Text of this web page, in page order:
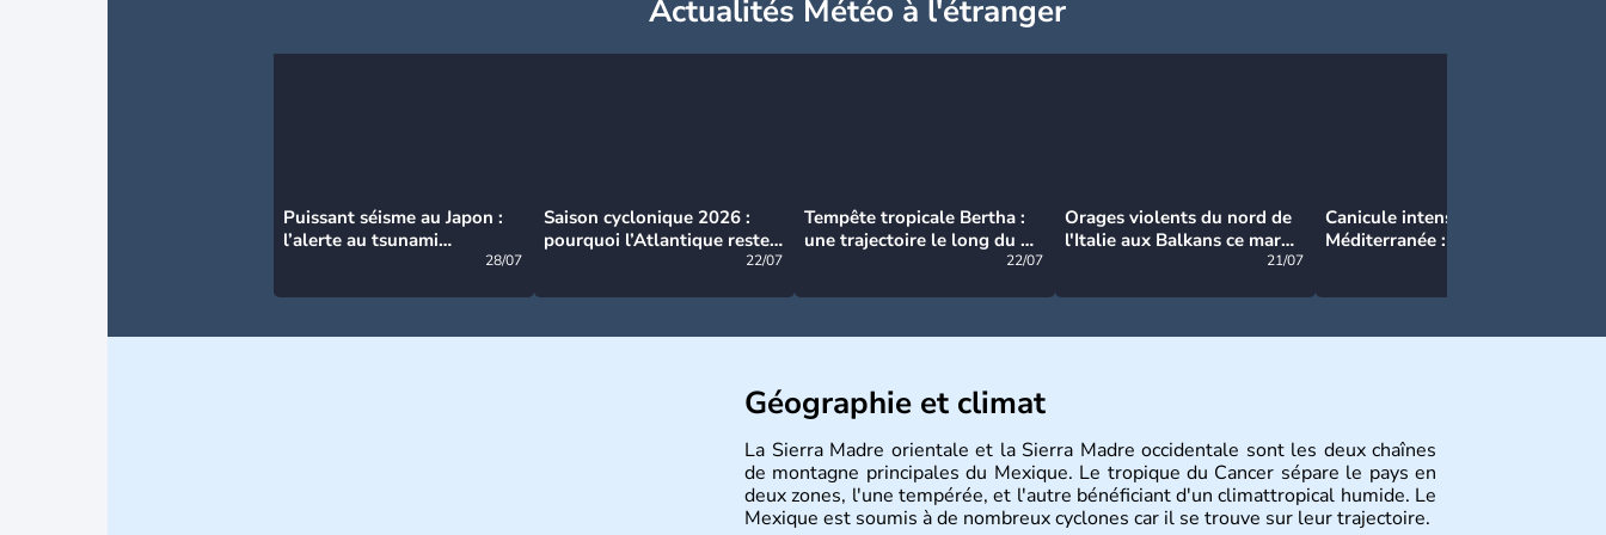
Actualités Météo à l'étranger
Puissant séisme au Japon :
l’alerte au tsunami
28/07
Saison cyclonique 2026 :
pourquoi l’Atlantique reste
22/07
Tempête tropicale Bertha :
une trajectoire le long du du
22/07
Orages violents du nord de
l'Italie aux Balkans ce mardi
21/07
Canicule intense en
Méditerranée : près de 50°C
Géographie et climat
La Sierra Madre orientale et la Sierra Madre occidentale sont les deux chaînes
de montagne principales du Mexique. Le tropique du Cancer sépare le pays en
deux zones, l'une tempérée, et l'autre bénéficiant d'un climattropical humide. Le
Mexique est soumis à de nombreux cyclones car il se trouve sur leur trajectoire.